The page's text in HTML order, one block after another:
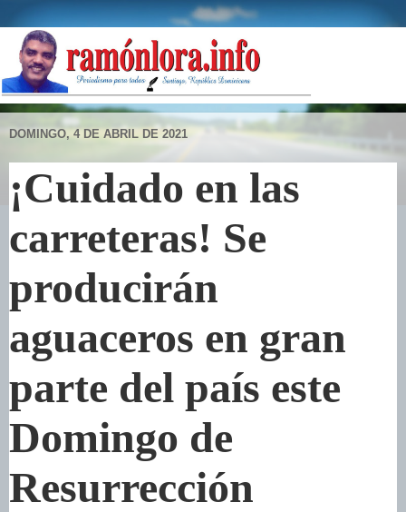
DOMINGO, 4 DE ABRIL DE 2021
¡Cuidado en las
carreteras! Se
producirán
aguaceros en gran
parte del país este
Domingo de
Resurrección